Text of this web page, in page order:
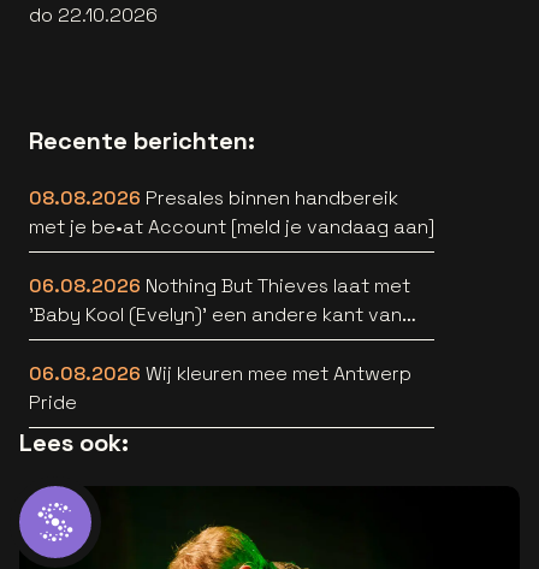
do 22.10.2026
Recente berichten:
08.08.2026 Presales binnen handbereik
met je be•at Account [meld je vandaag aan]
06.08.2026 Nothing But Thieves laat met
'Baby Kool (Evelyn)' een andere kant van
zich horen [video]
06.08.2026 Wij kleuren mee met Antwerp
Pride
Lees ook: